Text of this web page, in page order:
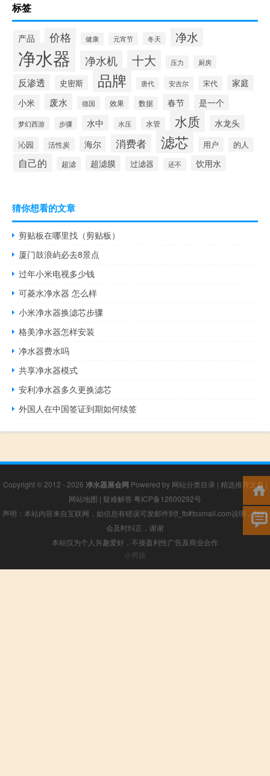
标签
产品 价格 健康 元宵节 冬天 净水
净水器 净水机 十大 压力 厨房
反渗透 史密斯 品牌 唐代 安吉尔 宋代
家庭
小米
废水 德国 效果 数据 春节 是一个
梦幻西游 步骤 水中 水压 水管 水质 水龙头
沁园 活性炭 海尔 消费者 滤芯 用户 的人
自己的 超滤 超滤膜 过滤器 还不 饮用水
猜你想看的文章
剪贴板在哪里找（剪贴板）
厦门鼓浪屿必去8景点
过年小米电视多少钱
可菱水净水器 怎么样
小米净水器换滤芯步骤
格美净水器怎样安装
净水器费水吗
共享净水器模式
安利净水器多久更换滤芯
外国人在中国签证到期如何续签
Copyright © 2012 - 2026 净水器展会网 Powered by 网站分类目录 | 精选推荐文章 |
网站地图 | 疑难解答 粤ICP备12600292号
声明：本站内容来自互联网，如信息有错误可发邮件到f_fb#foxmail.com说明，我们
会及时纠正，谢谢
本站仅为个人兴趣爱好，不接盈利性广告及商业合作
小男孩